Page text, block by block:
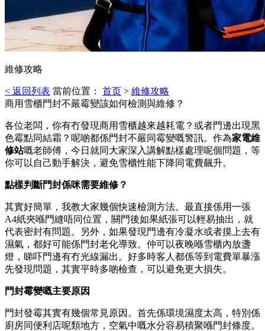
維修攻略
< 返回列表 當前位置： 首页 > 維修攻略
商用雪櫃門封不嚴霉變該如何檢測與維修？
各位老闆，你有冇發現商用雪櫃越來越耗電？或者門邊出現黑
色霉點同結霜？呢啲都係門封不嚴同霉變嘅警訊。作為家電維
修站嘅老師傅，今日就同大家深入講解點樣處理呢個問題，等
你可以自己動手解決，避免雪櫃性能下降同電費飆升。
點樣判斷門封係咪需要維修？
其實好簡單，我教大家幾個快速檢測方法。最直接係用一張
A4紙夾喺門縫唔同位置，關門後如果紙張可以輕易抽出，就
代表密封有問題。另外，如果發現門邊有冷凝水或者摸上去有
濕氣，都好可能係門封老化導致。仲可以夜晚喺雪櫃內放盞
燈，睇吓門邊有冇光線漏出。好多時客人都係等到電費單暴漲
先發現問題，其實平時多啲檢查，可以避免更大損失。
門封霉變嘅主要原因
門封發霉其實有幾個常見原因。首先係環境濕度太高，特別係
廚房同便利店呢類地方，空氣中嘅水分容易積聚喺門封條度。